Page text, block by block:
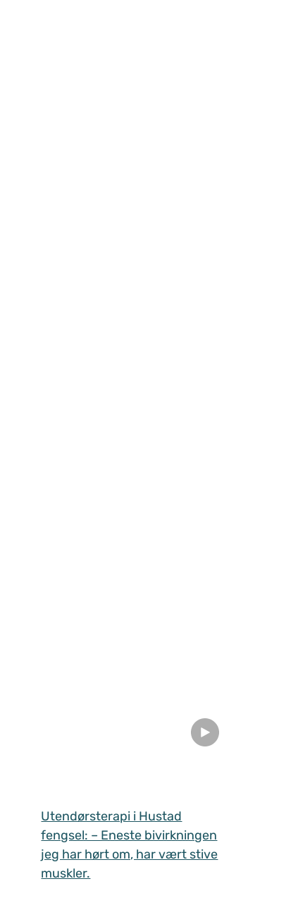
Utendørsterapi i Hustad
fengsel: – Eneste bivirkningen
jeg har hørt om, har vært stive
muskler.